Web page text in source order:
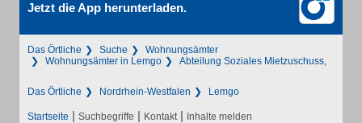
Jetzt die App herunterladen.
Das Örtliche Suche
Wohnungsämter
Wohnungsämter in Lemgo
Abteilung Soziales Mietzuschuss,
Das Örtliche Nordrhein-Westfalen Lemgo
Startseite | Suchbegriffe | Kontakt | Inhalte melden